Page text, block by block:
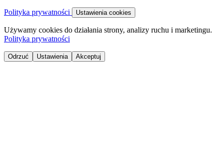
Polityka prywatności Ustawienia cookies
Używamy cookies do działania strony, analizy ruchu i marketingu.
Polityka prywatności
Odrzuć Ustawienia Akceptuj